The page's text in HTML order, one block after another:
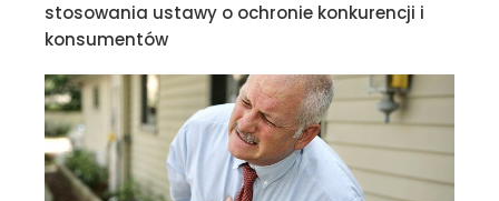
stosowania ustawy o ochronie konkurencji i
konsumentów